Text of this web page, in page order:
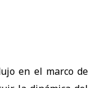
en el marco de